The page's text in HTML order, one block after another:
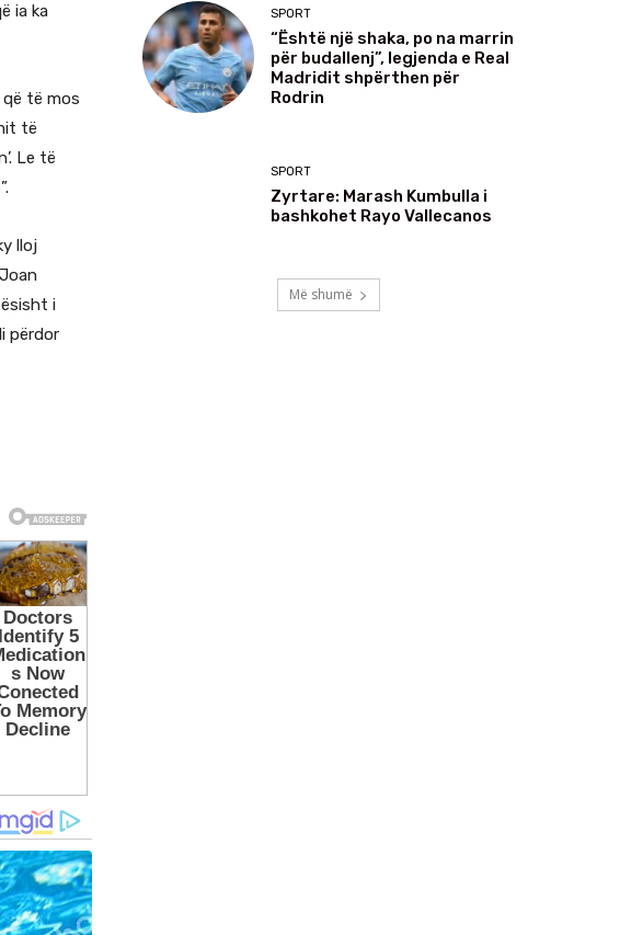
ia ka
që të mos
të
Le të
lloj
i
përdor
SPORT
“Është një shaka, po na marrin
për budallenj”, legjenda e Real
Madridit shpërthen për
Rodrin
SPORT
Zyrtare: Marash Kumbulla i
bashkohet Rayo Vallecanos
Më shumë